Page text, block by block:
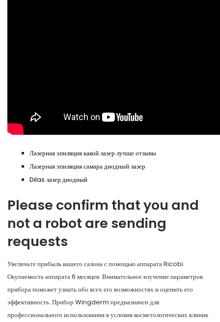
Лазерная эпиляция какой лазер лучше отзывы
Лазерная эпиляция самара диодный лазер
Dilas лазер диодный
Please confirm that you and
not a robot are sending
requests
Увеличьте прибыль вашего салона с помощью аппарата Ricobi.
Окупаемость аппарата 6 месяцев. Внимательное изучение параметров
прибора поможет узнать обо всех его возможностях и оценить его
эффективность. Прибор Wingderm предназначен для
профессионального использования в условия косметологических клиник